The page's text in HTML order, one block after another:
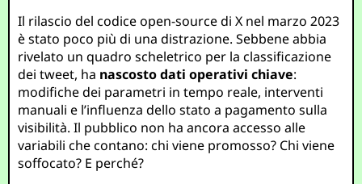
Il rilascio del codice open-source di X nel marzo 2023
è stato poco più di una distrazione. Sebbene abbia
rivelato un quadro scheletrico per la classificazione
dei tweet, ha nascosto dati operativi chiave:
modifiche dei parametri in tempo reale, interventi
manuali e l’influenza dello stato a pagamento sulla
visibilità. Il pubblico non ha ancora accesso alle
variabili che contano: chi viene promosso? Chi viene
soffocato? E perché?